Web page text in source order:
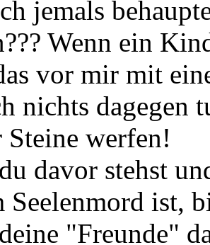
jemals
Wenn ein
vor mir mit
nichts dagegen
Steine werfen!
davor stehst
Seelenmord ist,
"Freunde"